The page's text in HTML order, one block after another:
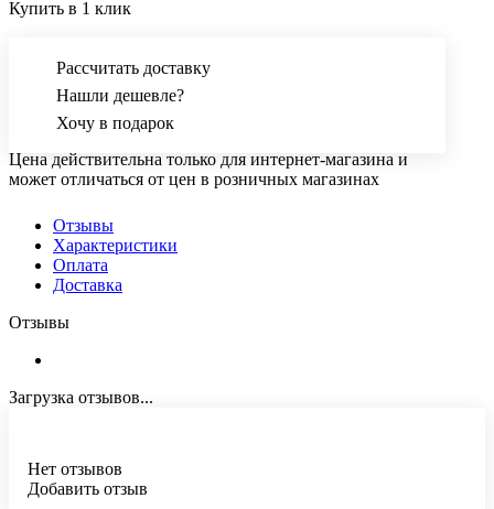
Купить в 1 клик
Рассчитать доставку
Нашли дешевле?
Хочу в подарок
Цена действительна только для интернет-магазина и
может отличаться от цен в розничных магазинах
Отзывы
Характеристики
Оплата
Доставка
Отзывы
Загрузка отзывов...
Нет отзывов
Добавить отзыв